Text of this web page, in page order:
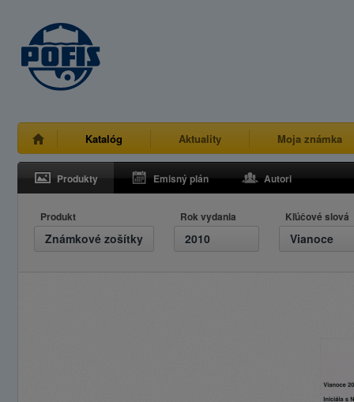
Katalóg Aktuality Moja známka
Produkty Emisný plán Autori
Produkt
Známkové zošítky
Rok vydania
2010
Kľúčové slová
Vianoce